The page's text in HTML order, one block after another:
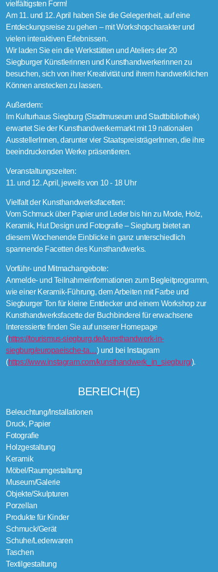
vielfältigsten Form!
Am 11. und 12. April haben Sie die Gelegenheit, auf eine
Entdeckungsreise zu gehen – mit Workshopcharakter und
vielen interaktiven Erlebnissen.
Wir laden Sie ein die Werkstätten und Ateliers der 20
Siegburger Künstlerinnen und Kunsthandwerkerinnen zu
besuchen, sich von ihrer Kreativität und ihrem handwerklichen
Können anstecken zu lassen.
Außerdem:
Im Kulturhaus Siegburg (Stadtmuseum und Stadtbibliothek)
erwartet Sie der Kunsthandwerkermarkt mit 19 nationalen
AusstellerInnen, darunter vier StaatspreisträgerInnen, die ihre
beeindruckenden Werke präsentieren.
Veranstaltungszeiten:
11. und 12. April, jeweils von 10 - 18 Uhr
Vielfalt der Kunsthandwerksfacetten:
Vom Schmuck über Papier und Leder bis hin zu Mode, Holz,
Keramik, Hut Design und Fotografie – Siegburg bietet an
diesem Wochenende Einblicke in ganz unterschiedlich
spannende Facetten des Kunsthandwerks.
Vorführ- und Mitmachangebote:
Anmelde- und Teilnahmeinformationen zum Begleitprogramm,
wie einer Keramik-Führung, dem Arbeiten mit Farbe und
Siegburger Ton für kleine Entdecker und einem Workshop zur
Kunsthandwerksfacette der Buchbinderei für erwachsene
Interessierte finden Sie auf unserer Homepage
(https://tourismus-siegburg.de/kunsthandwerk-in-
siegburg/europaeische-ta…) und bei Instagram
(https://www.instagram.com/kunsthandwerk_in_siegburg/).
BEREICH(E)
Beleuchtung/Installationen
Druck, Papier
Fotografie
Holzgestaltung
Keramik
Möbel/Raumgestaltung
Museum/Galerie
Objekte/Skulpturen
Porzellan
Produkte für Kinder
Schmuck/Gerät
Schuhe/Lederwaren
Taschen
Textilgestaltung